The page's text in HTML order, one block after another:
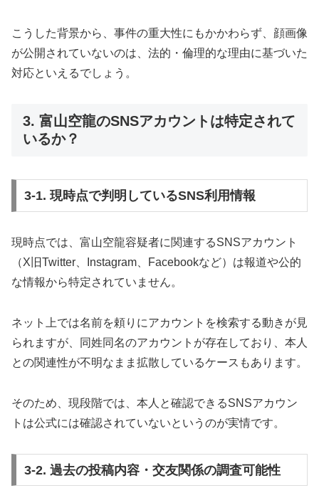
こうした背景から、事件の重大性にもかかわらず、顔画像
が公開されていないのは、法的・倫理的な理由に基づいた
対応といえるでしょう。
3. 富山空龍のSNSアカウントは特定されて
いるか？
3-1. 現時点で判明しているSNS利用情報
現時点では、富山空龍容疑者に関連するSNSアカウント
（X旧Twitter、Instagram、Facebookなど）は報道や公的
な情報から特定されていません。
ネット上では名前を頼りにアカウントを検索する動きが見
られますが、同姓同名のアカウントが存在しており、本人
との関連性が不明なまま拡散しているケースもあります。
そのため、現段階では、本人と確認できるSNSアカウン
トは公式には確認されていないというのが実情です。
3-2. 過去の投稿内容・交友関係の調査可能性